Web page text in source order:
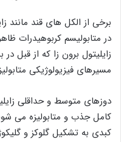
برخی از الکل های قند مانند
در متابولیسم کربوهیدرات
زایلیتول برون زا که از قبل
مسیرهای فیزیولوژیکی
دوزهای متوسط و حداقلی
کامل جذب و متابولیزه می
کبدی به تشکیل گلوکز و